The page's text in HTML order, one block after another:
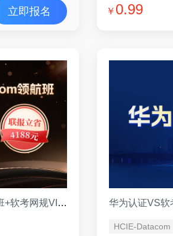
立即报名 ￥ 0.99
【双证班】HCIE-Datacom领航班+软考网规VIP班 （VIP班） 华为认证VS软
HCIE-Datacom